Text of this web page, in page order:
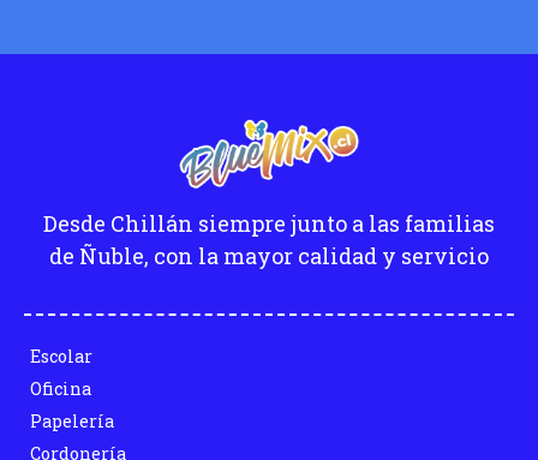
Desde Chillán siempre junto a las familias
de Ñuble, con la mayor calidad y servicio
Escolar
Oficina
Papelería
Cordonería